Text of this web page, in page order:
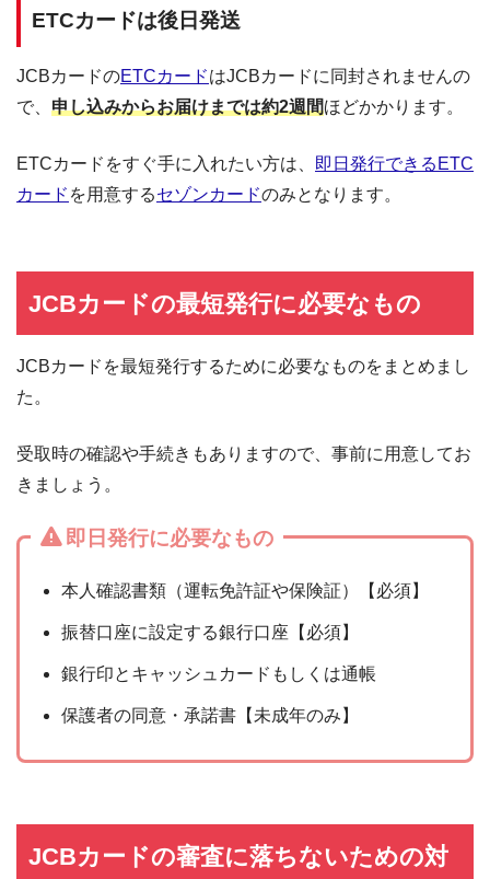
ETCカードは後日発送
JCBカードのETCカードはJCBカードに同封されませんの
で、 申し込みからお届けまでは約2週間ほどかかります。
ETCカードをすぐ手に入れたい方は、 即日発行できるETC
カード を用意するセゾンカードのみとなります。
JCBカードの最短発行に必要なもの
JCBカードを最短発行するために必要なものをまとめまし
た。
受取時の確認や手続きもありますので、事前に用意してお
きましょう。
即日発行に必要なもの
本人確認書類（運転免許証や保険証）【必須】
振替口座に設定する銀行口座【必須】
銀行印とキャッシュカードもしくは通帳
保護者の同意・承諾書【未成年のみ】
JCBカードの審査に落ちないための対